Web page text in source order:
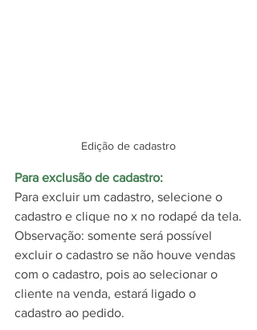
Edição de cadastro
Para exclusão de cadastro:
Para excluir um cadastro, selecione o
cadastro e clique no x no rodapé da tela.
Observação: somente será possível
excluir o cadastro se não houve vendas
com o cadastro, pois ao selecionar o
cliente na venda, estará ligado o
cadastro ao pedido.